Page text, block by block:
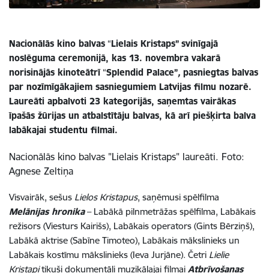
Nacionālās kino balvas “Lielais Kristaps” svinīgajā
noslēguma ceremonijā, kas 13. novembra vakarā
norisinājās kinoteātrī“Splendid Palace”, pasniegtas balvas
par nozīmīgākajiem sasniegumiem Latvijas filmu nozarē.
Laureāti apbalvoti 23 kategorijās, saņemtas vairākas
īpašās žūrijas un atbalstītāju balvas, kā arī piešķirta balva
labākajai studentu filmai.
Nacionālās kino balvas "Lielais Kristaps" laureāti. Foto:
Agnese Zeltiņa
Visvairāk, sešus Lielos Kristapus, saņēmusi spēlfilma
Melānijas hronika– Labākā pilnmetrāžas spēlfilma, Labākais
režisors (Viesturs Kairišs), Labākais operators (Gints Bērziņš),
Labākā aktrise (Sabīne Timoteo), Labākais mākslinieks un
Labākais kostīmu mākslinieks (Ieva Jurjāne). Četri Lielie
Kristapitikuši dokumentāli muzikālajai filmai Atbrīvošanas